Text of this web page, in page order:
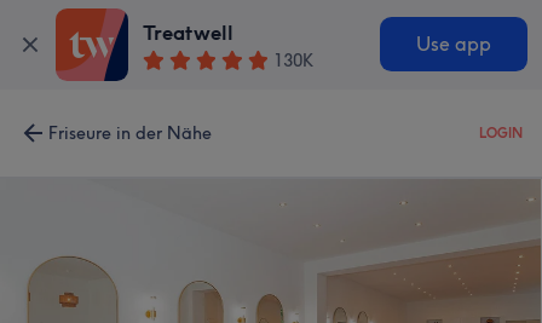
Treatwell
130K
Use app
Friseure in der Nähe LOGIN